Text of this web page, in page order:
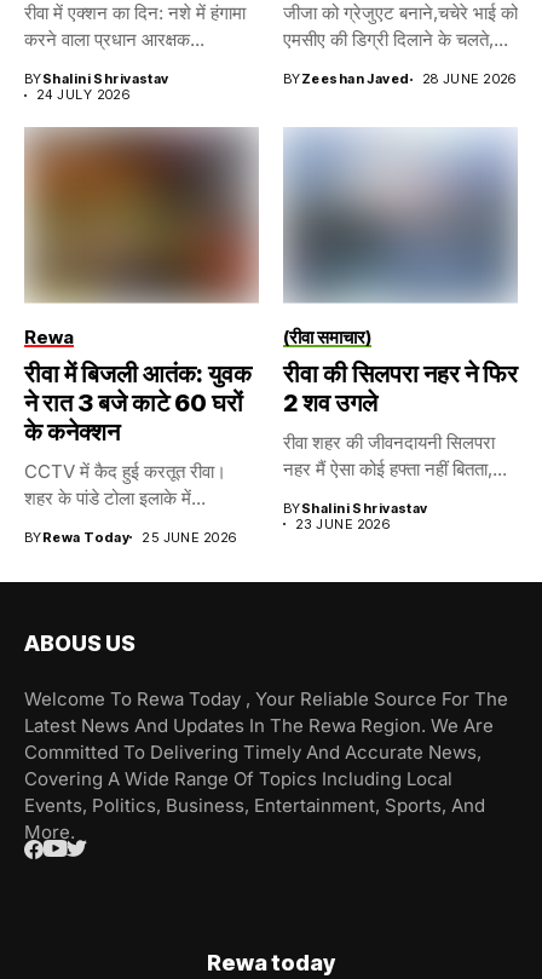
रीवा में एक्शन का दिन: नशे में हंगामा
करने वाला प्रधान आरक्षक...
BYShalini Shrivastav
24 JULY 2026
जीजा को ग्रेजुएट बनाने,चचेरे भाई को
एमसीए की डिग्री दिलाने के चलते,...
BYZeeshan Javed 28 JUNE 2026
Rewa
रीवा में बिजली आतंक: युवक
ने रात 3 बजे काटे 60 घरों
के कनेक्शन
CCTV में कैद हुई करतूत रीवा।
शहर के पांडे टोला इलाके में...
BYRewa Today 25 JUNE 2026
(रीवा समाचार)
रीवा की सिलपरा नहर ने फिर
2 शव उगले
रीवा शहर की जीवनदायनी सिलपरा
नहर मैं ऐसा कोई हफ्ता नहीं बितता,...
BYShalini Shrivastav
23 JUNE 2026
ABOUS US
Welcome To Rewa Today , Your Reliable Source For The
Latest News And Updates In The Rewa Region. We Are
Committed To Delivering Timely And Accurate News,
Covering A Wide Range Of Topics Including Local
Events, Politics, Business, Entertainment, Sports, And
More.
Rewa today